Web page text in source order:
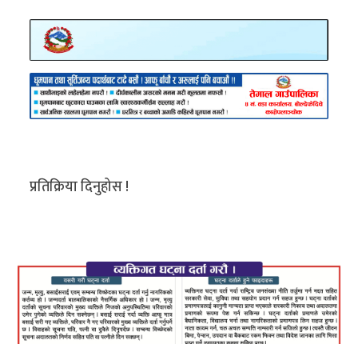
प्रतिक्रिया दिनुहोस !